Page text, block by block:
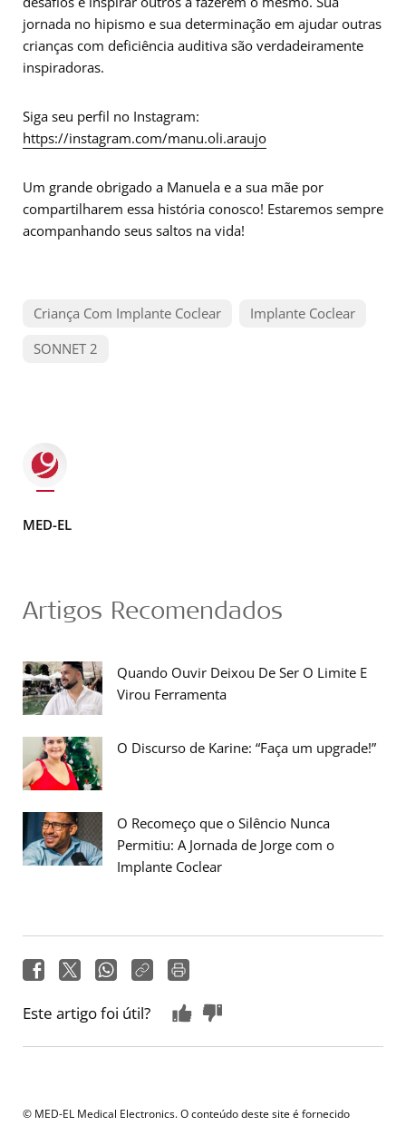
jornada no hipismo e sua determinação em ajudar outras
crianças com deficiência auditiva são verdadeiramente
inspiradoras.
Siga seu perfil no Instagram:
https://instagram.com/manu.oli.araujo
Um grande obrigado a Manuela e a sua mãe por
compartilharem essa história conosco! Estaremos sempre
acompanhando seus saltos na vida!
Criança Com Implante Coclear
Implante Coclear
SONNET 2
MED-EL
Artigos Recomendados
Quando Ouvir Deixou De Ser O Limite E
Virou Ferramenta
O Discurso de Karine: “Faça um upgrade!”
O Recomeço que o Silêncio Nunca
Permitiu: A Jornada de Jorge com o
Implante Coclear
Este artigo foi útil?
© MED-EL Medical Electronics. O conteúdo deste site é fornecido